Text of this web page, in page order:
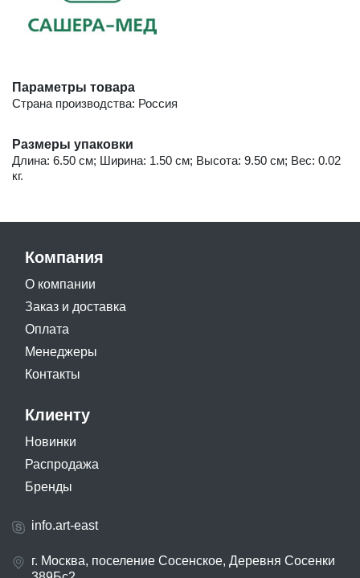
Параметры товара
Страна производства: Россия
Размеры упаковки
Длина: 6.50 см; Ширина: 1.50 см; Высота: 9.50 см; Вес: 0.02
кг.
Компания
О компании
Заказ и доставка
Оплата
Менеджеры
Контакты
Клиенту
Новинки
Распродажа
Бренды
info.art-east
г. Москва, поселение Сосенское, Деревня Сосенки